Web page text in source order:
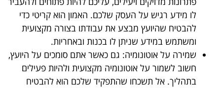
לו מידע רגיש על העסק שלכם. האמון הוא קריטי כדי
להבטיח שהיועץ מבצע את עבודתו בצורה מקצועית
ומשתמש במידע שניתן לו בכנות ובאחריות.
שמירה על אוטונומיה: גם כאשר אתם סומכים על היועץ,
חשוב לשמור על אוטונומיה מקצועית ולהיות פעילים
בתהליך. אל תשכחו שהתפקיד שלכם הוא להבטיח